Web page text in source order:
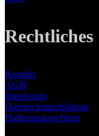
Rechtliches
Kontakt
AGB
Impressum
Datenschutzerklärung
Haftungsausschluss